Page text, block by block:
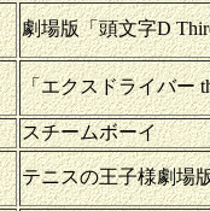
劇場版「頭文字D
「エクスドライバー
スチームボーイ
テニスの王子様劇場